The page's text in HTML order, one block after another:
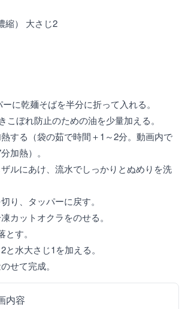
縮） 大さじ2
に乾麺そばを半分に折って入れる。
こぼれ防止のための油を少量加える。
する（袋の茹で時間＋1～2分。動画内で
加熱）。
ルにあけ、流水でしっかりとぬめりを洗
り、タッパーに戻す。
カットオクラをのせる。
す。
水大さじ1を加える。
せて完成。
内容